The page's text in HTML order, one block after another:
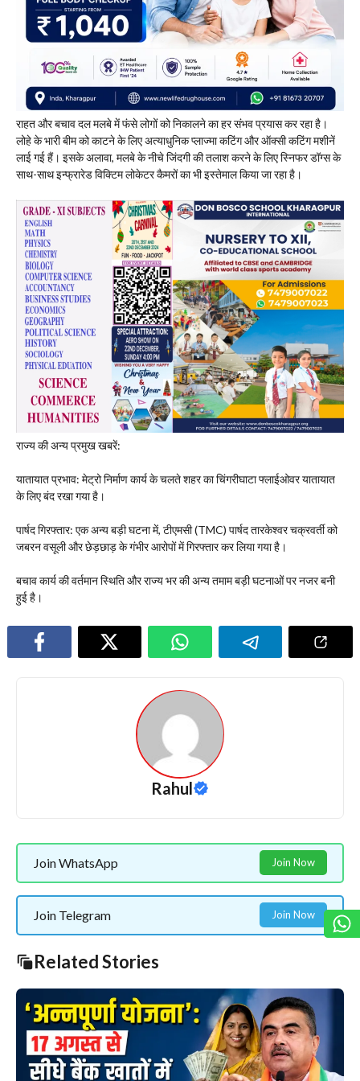
​राहत और बचाव दल मलबे में फंसे लोगों को निकालने का हर संभव प्रयास कर रहा है।
लोहे के भारी बीम को काटने के लिए अत्याधुनिक प्लाज्मा कटिंग और ऑक्सी कटिंग मशीनें
लाई गई हैं। इसके अलावा, मलबे के नीचे जिंदगी की तलाश करने के लिए स्निफर डॉग्स के
साथ-साथ इन्फ्रारेड विक्टिम लोकेटर कैमरों का भी इस्तेमाल किया जा रहा है।
​राज्य की अन्य प्रमुख खबरें:
​यातायात प्रभाव: मेट्रो निर्माण कार्य के चलते शहर का चिंगरीघाटा फ्लाईओवर यातायात
के लिए बंद रखा गया है।
​पार्षद गिरफ्तार: एक अन्य बड़ी घटना में, टीएमसी (TMC) पार्षद तारकेश्वर चक्रवर्ती को
जबरन वसूली और छेड़छाड़ के गंभीर आरोपों में गिरफ्तार कर लिया गया है।
​बचाव कार्य की वर्तमान स्थिति और राज्य भर की अन्य तमाम बड़ी घटनाओं पर नजर बनी
हुई है।
Rahul
Join WhatsApp Join Now
Join Telegram Join Now
Related Stories